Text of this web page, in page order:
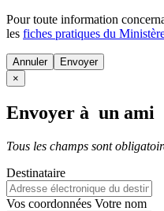
Pour toute information
les fiches pratiques du
Annuler
×
Envoyer à un ami
Tous les champs sont
Destinataire
Vos coordonnées Votre nom